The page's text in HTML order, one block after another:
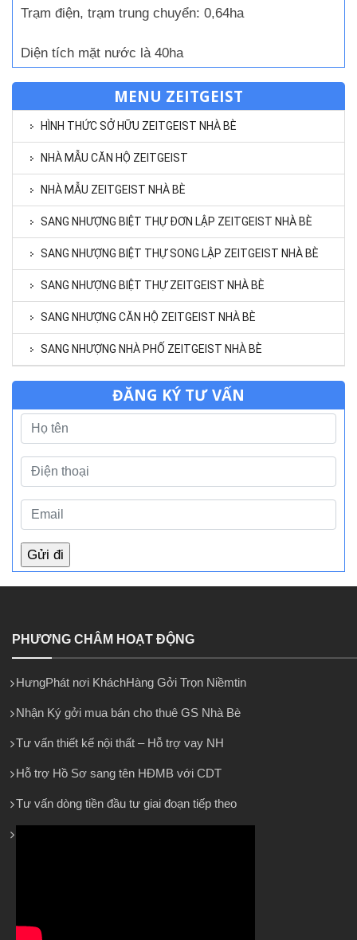
Trạm điện, trạm trung chuyển: 0,64ha
Diện tích mặt nước là 40ha
MENU ZEITGEIST
HÌNH THỨC SỞ HỮU ZEITGEIST NHÀ BÈ
NHÀ MẪU CĂN HỘ ZEITGEIST
NHÀ MẪU ZEITGEIST NHÀ BÈ
SANG NHƯỢNG BIỆT THỰ ĐƠN LẬP ZEITGEIST NHÀ BÈ
SANG NHƯỢNG BIỆT THỰ SONG LẬP ZEITGEIST NHÀ BÈ
SANG NHƯỢNG BIỆT THỰ ZEITGEIST NHÀ BÈ
SANG NHƯỢNG CĂN HỘ ZEITGEIST NHÀ BÈ
SANG NHƯỢNG NHÀ PHỐ ZEITGEIST NHÀ BÈ
ĐĂNG KÝ TƯ VẤN
PHƯƠNG CHÂM HOẠT ĐỘNG
HưngPhát nơi KháchHàng Gởi Trọn Niềmtin
Nhận Ký gởi mua bán cho thuê GS Nhà Bè
Tư vấn thiết kế nội thất – Hỗ trợ vay NH
Hỗ trợ Hồ Sơ sang tên HĐMB với CDT
Tư vấn dòng tiền đầu tư giai đoạn tiếp theo